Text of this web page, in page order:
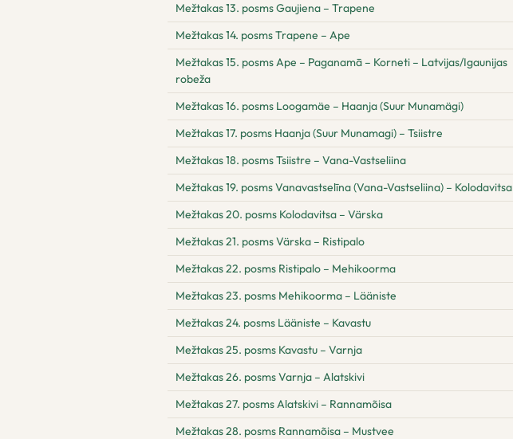
Mežtakas 13. posms Gaujiena – Trapene
Mežtakas 14. posms Trapene – Ape
Mežtakas 15. posms Ape – Paganamā – Korneti – Latvijas/Igaunijas
robeža
Mežtakas 16. posms Loogamäe – Haanja (Suur Munamägi)
Mežtakas 17. posms Haanja (Suur Munamagi) – Tsiistre
Mežtakas 18. posms Tsiistre – Vana-Vastseliina
Mežtakas 19. posms Vanavastselīna (Vana-Vastseliina) – Kolodavitsa
Mežtakas 20. posms Kolodavitsa – Värska
Mežtakas 21. posms Värska – Ristipalo
Mežtakas 22. posms Ristipalo – Mehikoorma
Mežtakas 23. posms Mehikoorma – Lääniste
Mežtakas 24. posms Lääniste – Kavastu
Mežtakas 25. posms Kavastu – Varnja
Mežtakas 26. posms Varnja – Alatskivi
Mežtakas 27. posms Alatskivi – Rannamõisa
Mežtakas 28. posms Rannamõisa – Mustvee